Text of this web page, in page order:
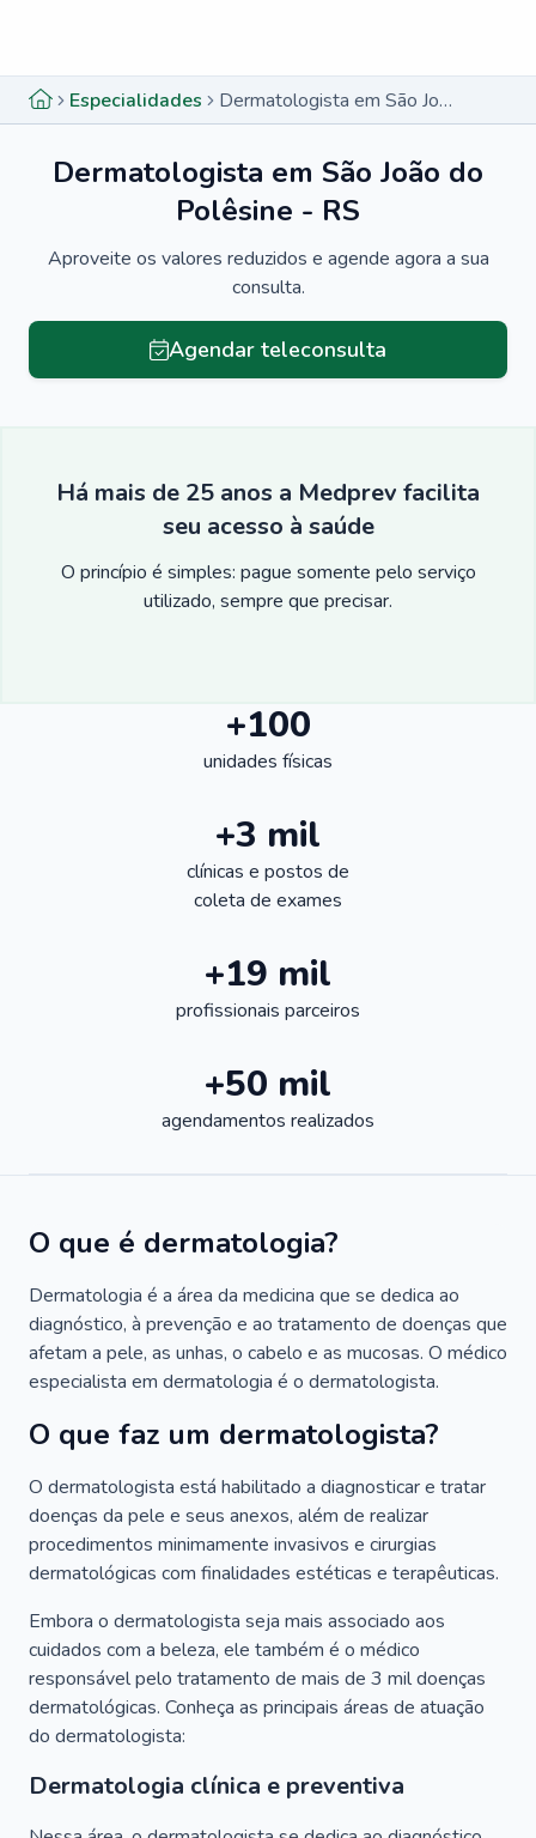
Especialidades Dermatologista em São João do Polêsine - RS
Dermatologista em São João do
Polêsine - RS
Aproveite os valores reduzidos e agende agora a sua
consulta.
Agendar teleconsulta
Há mais de 25 anos a Medprev facilita
seu acesso à saúde
O princípio é simples: pague somente pelo serviço
utilizado, sempre que precisar.
+100
unidades físicas
+3 mil
clínicas e postos de
coleta de exames
+19 mil
profissionais parceiros
+50 mil
agendamentos realizados
O que é dermatologia?
Dermatologia é a área da medicina que se dedica ao
diagnóstico, à prevenção e ao tratamento de doenças que
afetam a pele, as unhas, o cabelo e as mucosas. O médico
especialista em dermatologia é o dermatologista.
O que faz um dermatologista?
O dermatologista está habilitado a diagnosticar e tratar
doenças da pele e seus anexos, além de realizar
procedimentos minimamente invasivos e cirurgias
dermatológicas com finalidades estéticas e terapêuticas.
Embora o dermatologista seja mais associado aos
cuidados com a beleza, ele também é o médico
responsável pelo tratamento de mais de 3 mil doenças
dermatológicas. Conheça as principais áreas de atuação
do dermatologista:
Dermatologia clínica e preventiva